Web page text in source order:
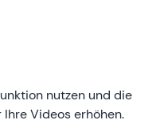
nutzen und die
Videos erhöhen.